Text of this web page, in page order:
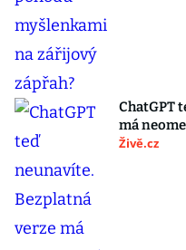
ChatGPT
má
Živě.cz